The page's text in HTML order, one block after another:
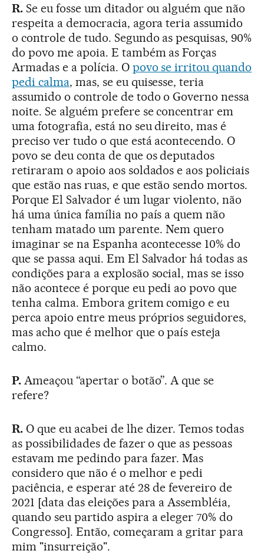
R.Se eu fosse um ditador ou alguém que não
respeita a democracia, agora teria assumido
o controle de tudo. Segundo as pesquisas, 90%
do povo me apoia. E também as Forças
Armadas e a polícia. O povo se irritou quando
pedi calma, mas, se eu quisesse, teria
assumido o controle de todo o Governo nessa
noite. Se alguém prefere se concentrar em
uma fotografia, está no seu direito, mas é
preciso ver tudo o que está acontecendo. O
povo se deu conta de que os deputados
retiraram o apoio aos soldados e aos policiais
que estão nas ruas, e que estão sendo mortos.
Porque El Salvador é um lugar violento, não
há uma única família no país a quem não
tenham matado um parente. Nem quero
imaginar se na Espanha acontecesse 10% do
que se passa aqui. Em El Salvador há todas as
condições para a explosão social, mas se isso
não acontece é porque eu pedi ao povo que
tenha calma. Embora gritem comigo e eu
perca apoio entre meus próprios seguidores,
mas acho que é melhor que o país esteja
calmo.
P.Ameaçou “apertar o botão”. A que se
refere?
R.O que eu acabei de lhe dizer. Temos todas
as possibilidades de fazer o que as pessoas
estavam me pedindo para fazer. Mas
considero que não é o melhor e pedi
paciência, e esperar até 28 de fevereiro de
2021 [data das eleições para a Assembléia,
quando seu partido aspira a eleger 70% do
Congresso]. Então, começaram a gritar para
mim "insurreição".